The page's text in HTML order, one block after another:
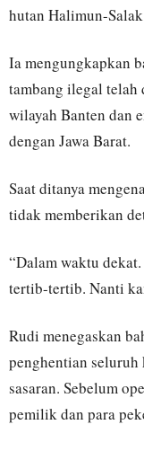
hutan Halimun-
Ia mengungkapkan
tambang ilegal
wilayah Banten dan
dengan Jawa Barat.
Saat ditanya
tidak memberikan
“Dalam waktu
tertib-tertib. Nanti
Rudi menegaskan
penghentian
sasaran. Sebelum
pemilik dan para